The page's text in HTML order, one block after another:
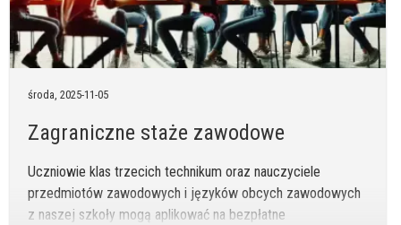
środa,2025-11-05
Zagraniczne staże zawodowe
Uczniowie klas trzecich technikum oraz nauczyciele
przedmiotów zawodowych i języków obcych zawodowych
z naszej szkoły mogą aplikować na bezpłatne